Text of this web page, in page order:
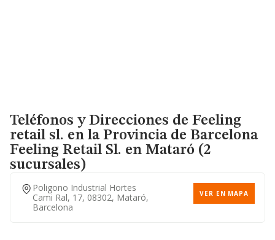
Teléfonos y Direcciones de Feeling
retail sl. en la Provincia de Barcelona
Feeling Retail Sl. en Mataró (2
sucursales)
Poligono Industrial Hortes
Cami Ral, 17, 08302, Mataró,
Barcelona
VER EN MAPA